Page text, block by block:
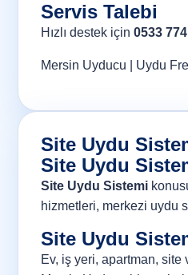
Servis Talebi
Hızlı destek için 0533
Mersin Uyducu Uydu
Site Uydu
Site Uydu
Site Uydu Sistemi
hizmetleri, merkezi uydu
Site Uydu
Ev, iş yeri, apartman,